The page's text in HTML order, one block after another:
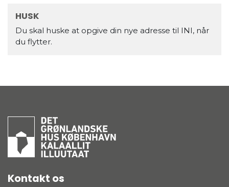
HUSK
Du skal huske at opgive din nye adresse til INI, når
du flytter.
Kontakt os